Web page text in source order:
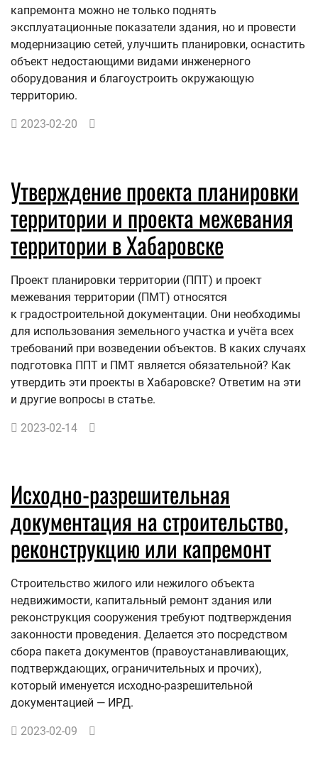
капремонта можно не только поднять
эксплуатационные показатели здания, но и провести
модернизацию сетей, улучшить планировки, оснастить
объект недостающими видами инженерного
оборудования и благоустроить окружающую
территорию.
2023-02-20
Утверждение проекта планировки
территории и проекта межевания
территории в Хабаровске
Проект планировки территории (ППТ) и проект
межевания территории (ПМТ) относятся
к градостроительной документации. Они необходимы
для использования земельного участка и учёта всех
требований при возведении объектов. В каких случаях
подготовка ППТ и ПМТ является обязательной? Как
утвердить эти проекты в Хабаровске? Ответим на эти
и другие вопросы в статье.
2023-02-14
Исходно-разрешительная
документация на строительство,
реконструкцию или капремонт
Строительство жилого или нежилого объекта
недвижимости, капитальный ремонт здания или
реконструкция сооружения требуют подтверждения
законности проведения. Делается это посредством
сбора пакета документов (правоустанавливающих,
подтверждающих, ограничительных и прочих),
который именуется исходно-разрешительной
документацией — ИРД.
2023-02-09